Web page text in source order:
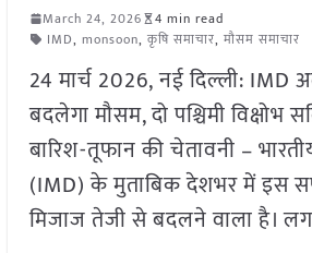
March 24, 2026
4 min read
IMD, monsoon, कृषि समाचार, मौसम समाचार
24 मार्च 2026, नई दिल्ली: IMD
बदलेगा मौसम, दो पश्चिमी विक्षोभ
बारिश-तूफान की चेतावनी –
(IMD) के मुताबिक देशभर में इस
मिजाज तेजी से बदलने वाला है।